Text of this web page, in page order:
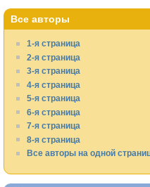
Все авторы
1-я страница
2-я страница
3-я страница
4-я страница
5-я страница
6-я страница
7-я страница
8-я страница
Все авторы на одной